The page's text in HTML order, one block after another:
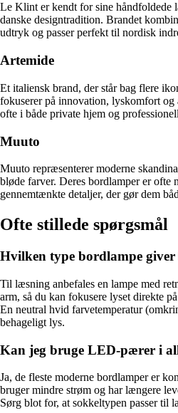
Le Klint er kendt for sine håndfoldede
danske designtradition. Brandet
udtryk og passer perfekt til nordisk
Artemide
Et italiensk brand, der står bag flere
fokuserer på innovation, lyskomfort og
ofte i både private hjem og
Muuto
Muuto repræsenterer moderne
bløde farver. Deres bordlamper er ofte
gennemtænkte detaljer, der gør dem
Ofte stillede spørgsmål
Hvilken type bordlampe
Til læsning anbefales en lampe med
arm, så du kan fokusere lyset direkte
En neutral hvid farvetemperatur
behageligt lys.
Kan jeg bruge LED-pærer i
Ja, de fleste moderne bordlamper er
bruger mindre strøm og har længere
Sørg blot for, at sokkeltypen passer til